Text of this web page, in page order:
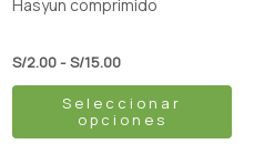
Hasyun comprimido
S/2.00-S/15.00
Seleccionar
opciones
la
producto